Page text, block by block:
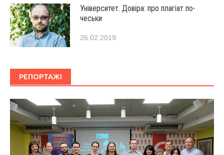
Університет. Довіра: про плагіат по-
чеськи
26.02.2019
РЕПОРТАЖІ